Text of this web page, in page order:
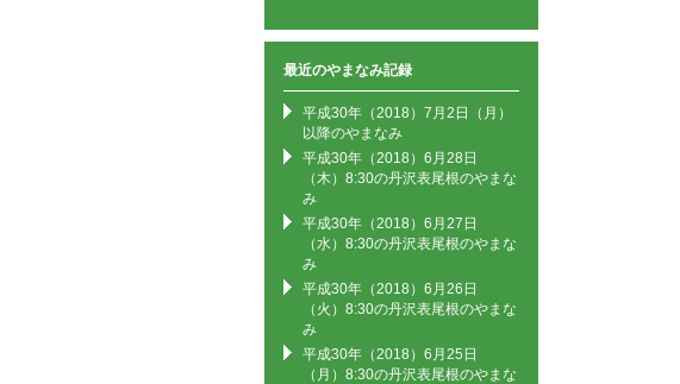
最近のやまなみ記録
平成30年（2018）7月2日（月）
以降のやまなみ
平成30年（2018）6月28日
（木）8:30の丹沢表尾根のやまな
み
平成30年（2018）6月27日
（水）8:30の丹沢表尾根のやまな
み
平成30年（2018）6月26日
（火）8:30の丹沢表尾根のやまな
み
平成30年（2018）6月25日
（月）8:30の丹沢表尾根のやまな